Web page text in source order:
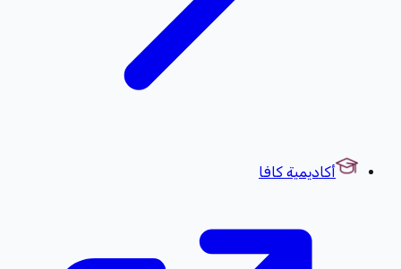
أكاديمية كافا